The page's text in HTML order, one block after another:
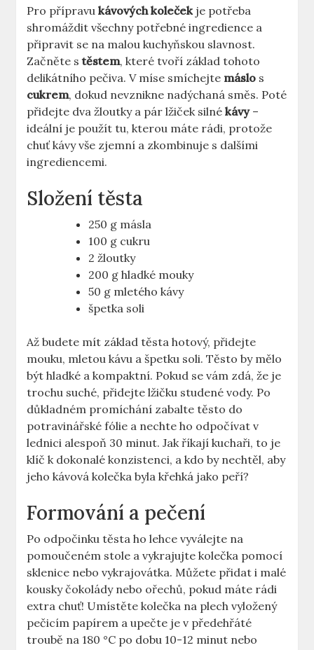
Pro přípravukávových kolečekje potřeba
shromáždit všechny potřebné ingredience a
připravit se na malou kuchyňskou slavnost.
Začněte stěstem, které tvoří základ tohoto
delikátního pečiva. V míse smíchejte máslo s
cukrem, dokud nevznikne nadýchaná směs. Poté
přidejte dva žloutky a pár lžiček silnékávy–
ideální je použít tu, kterou máte rádi, protože
chuť kávy vše zjemní a zkombinuje s dalšími
ingrediencemi.
Složení těsta
250 g másla
100 g cukru
2 žloutky
200 g hladké mouky
50 g mletého kávy
špetka soli
Až budete mít základ těsta hotový, přidejte
mouku, mletou kávu a špetku soli. Těsto by mělo
být hladké a kompaktní. Pokud se vám zdá, že je
trochu suché, přidejte lžičku studené vody. Po
důkladném promíchání zabalte těsto do
potravinářské fólie a nechte ho odpočívat v
lednici alespoň 30 minut. Jak říkají kuchaři, to je
klíč k dokonalé konzistenci, a kdo by nechtěl, aby
jeho kávová kolečka byla křehká jako peří?
Formování a pečení
Po odpočinku těsta ho lehce vyválejte na
pomoučeném stole a vykrajujte kolečka pomocí
sklenice nebo vykrajovátka. Můžete přidat i malé
kousky čokolády nebo ořechů, pokud máte rádi
extra chuť! Umístěte kolečka na plech vyložený
pečicím papírem a upečte je v předehřáté
troubě na 180 °C po dobu 10-12 minut nebo